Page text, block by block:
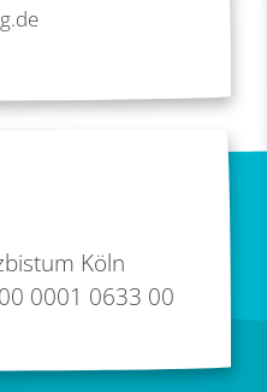
Köln
0001 0633 00